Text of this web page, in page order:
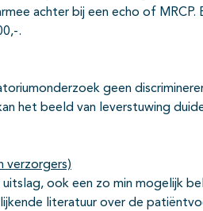
achter bij een echo of MRCP.
.
geen
het beeld van leverstuwing
verzorgers)
ook een zo min mogelijk
literatuur over de